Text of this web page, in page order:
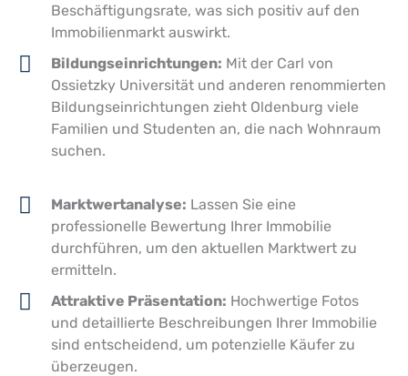
Beschäftigungsrate, was sich positiv auf den
Immobilienmarkt auswirkt.
Bildungseinrichtungen: Mit der Carl von
Ossietzky Universität und anderen renommierten
Bildungseinrichtungen zieht Oldenburg viele
Familien und Studenten an, die nach Wohnraum
suchen.
Marktwertanalyse: Lassen Sie eine
professionelle Bewertung Ihrer Immobilie
durchführen, um den aktuellen Marktwert zu
ermitteln.
Attraktive Präsentation: Hochwertige Fotos
und detaillierte Beschreibungen Ihrer Immobilie
sind entscheidend, um potenzielle Käufer zu
überzeugen.